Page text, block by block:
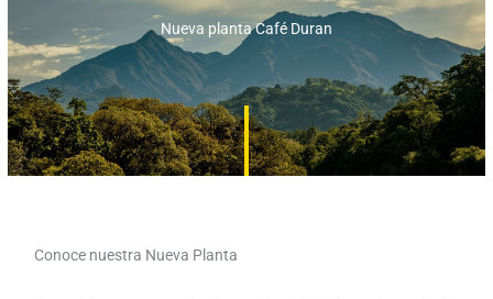
Nueva planta Café Duran
Conoce nuestra Nueva Planta